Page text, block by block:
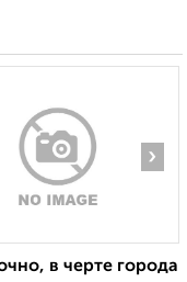
›
в черте города